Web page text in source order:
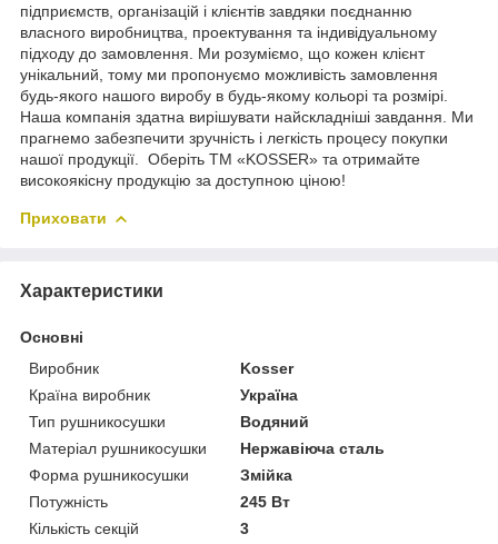
підприємств, організацій і клієнтів завдяки поєднанню
власного виробництва, проектування та індивідуальному
підходу до замовлення. Ми розуміємо, що кожен клієнт
унікальний, тому ми пропонуємо можливість замовлення
будь-якого нашого виробу в будь-якому кольорі та розмірі.
Наша компанія здатна вирішувати найскладніші завдання. Ми
прагнемо забезпечити зручність і легкість процесу покупки
нашої продукції. Оберіть ТМ «KOSSER» та отримайте
високоякісну продукцію за доступною ціною!
Приховати
Характеристики
Основні
Виробник
Kosser
Країна виробник
Україна
Тип рушникосушки
Водяний
Матеріал рушникосушки
Нержавіюча сталь
Форма рушникосушки
Змійка
Потужність
245 Вт
Кількість секцій
3